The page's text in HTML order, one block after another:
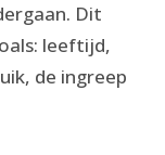
Dit
leeftijd,
de ingreep